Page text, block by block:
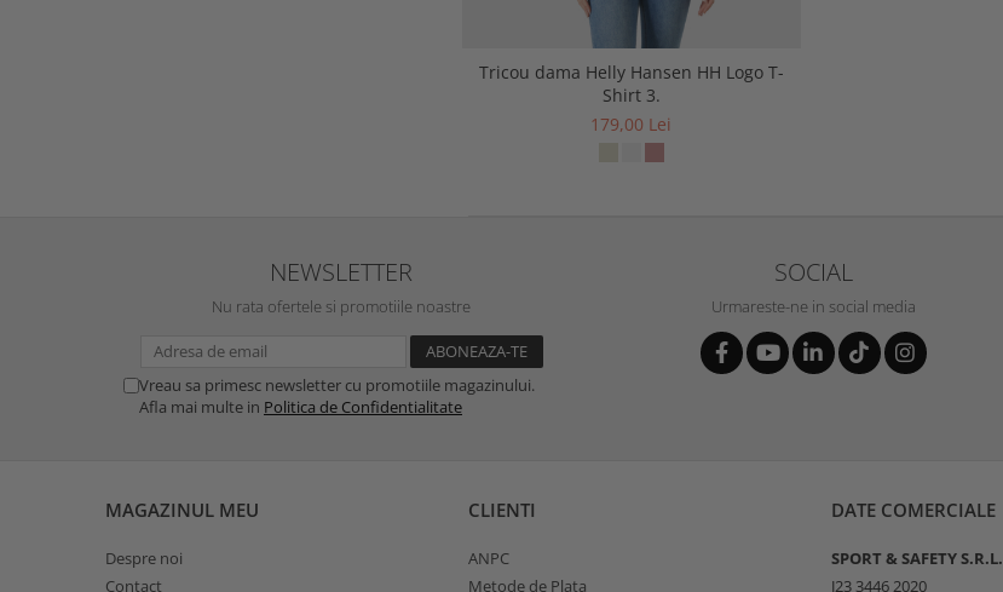
Tricou dama Helly Hansen HH Logo T-
Shirt 3.
179,00 Lei
NEWSLETTER
Nu rata ofertele si promotiile noastre
Vreau sa primesc newsletter cu promotiile magazinului.
Afla mai multe in Politica de Confidentialitate
SOCIAL
Urmareste-ne in social media
MAGAZINUL MEU
Despre noi
Contact
CLIENTI
ANPC
Metode de Plata
DATE COMERCIALE
SPORT & SAFETY S.R.L.
J23 3446 2020